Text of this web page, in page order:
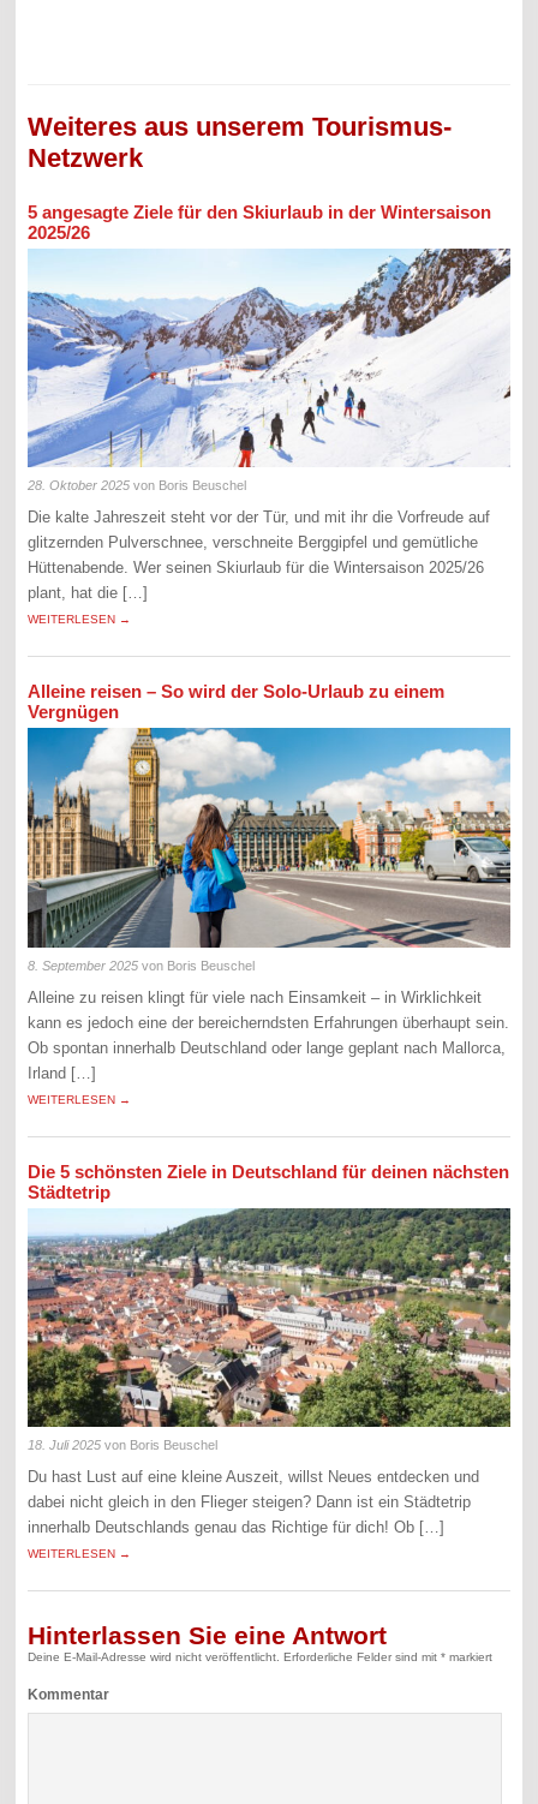
Weiteres aus unserem Tourismus-
Netzwerk
5 angesagte Ziele für den Skiurlaub in der Wintersaison
2025/26
28. Oktober 2025 von Boris Beuschel
Die kalte Jahreszeit steht vor der Tür, und mit ihr die Vorfreude auf
glitzernden Pulverschnee, verschneite Berggipfel und gemütliche
Hüttenabende. Wer seinen Skiurlaub für die Wintersaison 2025/26
plant, hat die […]
WEITERLESEN →
Alleine reisen – So wird der Solo-Urlaub zu einem
Vergnügen
8. September 2025 von Boris Beuschel
Alleine zu reisen klingt für viele nach Einsamkeit – in Wirklichkeit
kann es jedoch eine der bereicherndsten Erfahrungen überhaupt sein.
Ob spontan innerhalb Deutschland oder lange geplant nach Mallorca,
Irland […]
WEITERLESEN →
Die 5 schönsten Ziele in Deutschland für deinen nächsten
Städtetrip
18. Juli 2025 von Boris Beuschel
Du hast Lust auf eine kleine Auszeit, willst Neues entdecken und
dabei nicht gleich in den Flieger steigen? Dann ist ein Städtetrip
innerhalb Deutschlands genau das Richtige für dich! Ob […]
WEITERLESEN →
Hinterlassen Sie eine Antwort
Deine E-Mail-Adresse wird nicht veröffentlicht. Erforderliche Felder sind mit* markiert
Kommentar